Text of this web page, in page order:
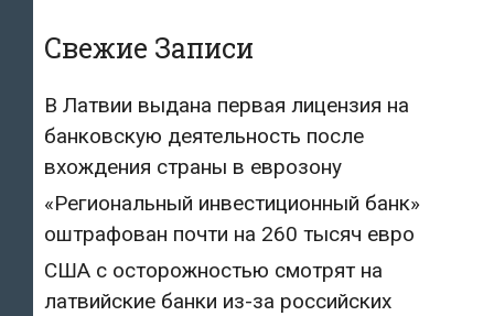
Свежие Записи
В Латвии выдана первая лицензия на
банковскую деятельность после
вхождения страны в еврозону
«Региональный инвестиционный банк»
оштрафован почти на 260 тысяч евро
США с осторожностью смотрят на
латвийские банки из-за российских